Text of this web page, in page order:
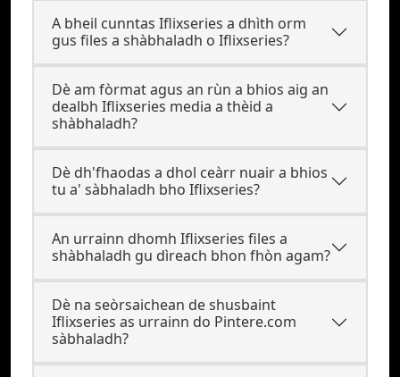
A bheil cunntas Iflixseries a dhìth orm
gus files a shàbhaladh o Iflixseries?
Dè am fòrmat agus an rùn a bhios aig an
dealbh Iflixseries media a thèid a
shàbhaladh?
Dè dh'fhaodas a dhol ceàrr nuair a bhios
tu a' sàbhaladh bho Iflixseries?
An urrainn dhomh Iflixseries files a
shàbhaladh gu dìreach bhon fhòn agam?
Dè na seòrsaichean de shusbaint
Iflixseries as urrainn do Pintere.com
sàbhaladh?